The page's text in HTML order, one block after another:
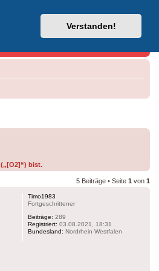
Verstanden!
Kabel-Helpdesk
bist.
5 Beiträge • Seite 1 von 1
Timo1983
Fortgeschrittener
Beiträge: 289
Registriert: 03.08.2021, 18:31
Bundesland: Nordrhein-Westfalen